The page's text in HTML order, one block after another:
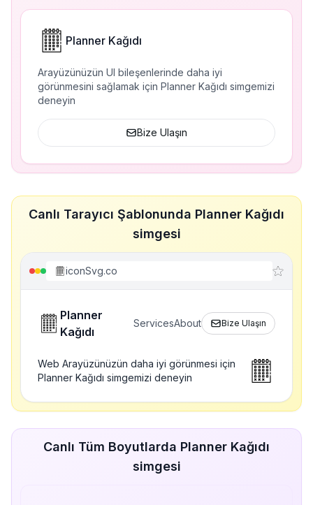
Planner Kağıdı
Arayüzünüzün UI bileşenlerinde daha iyi
görünmesini sağlamak için Planner Kağıdı simgemizi
deneyin
Bize Ulaşın
Canlı Tarayıcı Şablonunda Planner Kağıdı
simgesi
iconSvg.co
Planner
Kağıdı
ServicesAbout Bize Ulaşın
Web Arayüzünüzün daha iyi görünmesi için
Planner Kağıdı simgemizi deneyin
Canlı Tüm Boyutlarda Planner Kağıdı
simgesi